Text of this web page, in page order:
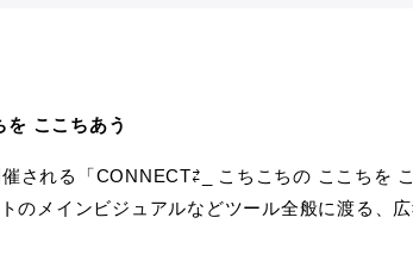
ここちあう
される「CONNECT⇄_ こちこちの ここちを
のメインビジュアルなどツール全般に渡る、